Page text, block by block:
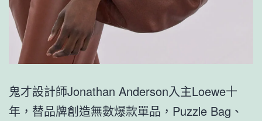
鬼才設計師Jonathan Anderson入主Loewe十
年，替品牌創造無數爆款單品，Puzzle Bag、